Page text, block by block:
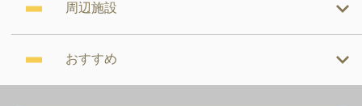
周辺施設
おすすめ